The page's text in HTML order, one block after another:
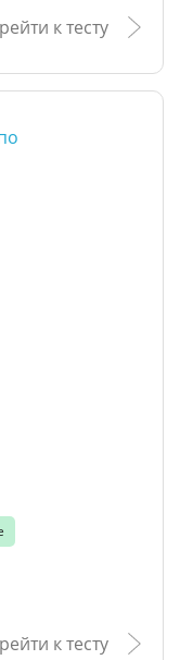
к тесту
к тесту